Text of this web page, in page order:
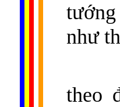
như
theo